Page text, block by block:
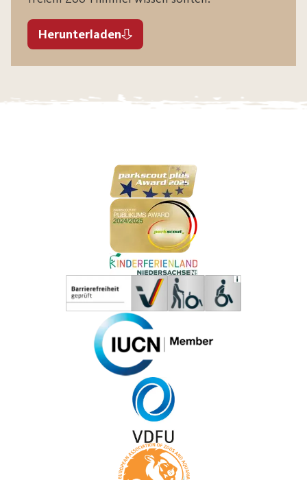
Herunterladen